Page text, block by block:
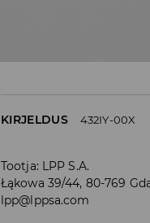
KIRJELDUS 432IY-00X
Tootja: LPP S.A.
Łąkowa 39/44, 80-769
lpp@lppsa.com